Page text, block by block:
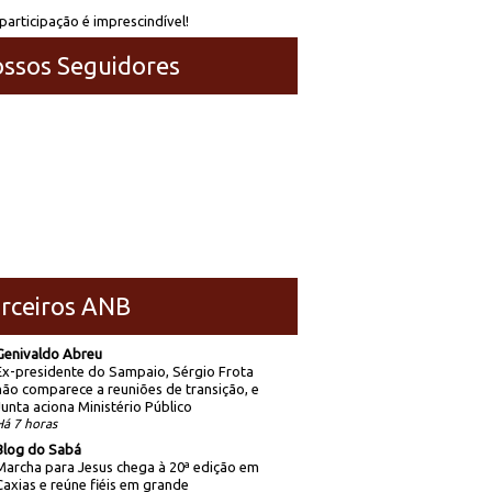
é imprescindível!
Seguidores
ANB
Abreu
presidente do Sampaio, Sérgio Frota
comparece a reuniões de transição, e
aciona Ministério Público
7 horas
do Sabá
para Jesus chega à 20ª edição em
e reúne fiéis em grande